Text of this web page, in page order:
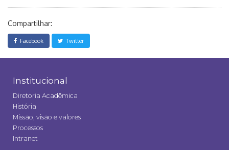
Compartilhar:
Facebook Twitter
Institucional
Diretoria Acadêmica
História
Missão, visão e valores
Processos
Intranet